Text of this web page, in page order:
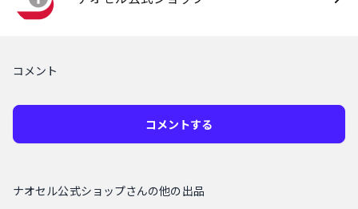
コメント
コメントする
ナオセル公式ショップさんの他の出品